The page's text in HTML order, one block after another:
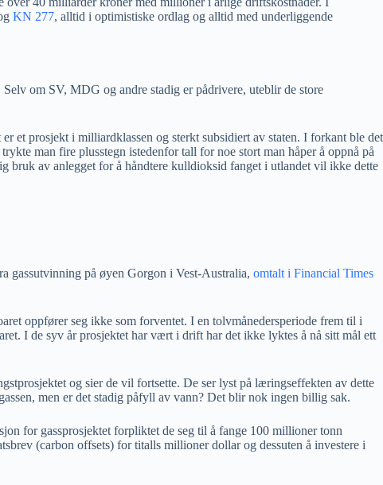
KN 277, alltid i optimistiske ordlag og alltid med underliggende
om SV, MDG og andre stadig er pådrivere, uteblir de store
et prosjekt i milliardklassen og sterkt subsidiert av staten. I forkant ble det
man fire plusstegn istedenfor tall for noe stort man håper å oppnå på
bruk av anlegget for å håndtere kulldioksid fanget i utlandet vil ikke dette
gassutvinning på øyen Gorgon i Vest-Australia, omtalt i Financial Times
oppfører seg ikke som forventet. I en tolvmånedersperiode frem til i
I de syv år prosjektet har vært i drift har det ikke lyktes å nå sitt mål ett
og sier de vil fortsette. De ser lyst på læringseffekten av dette
men er det stadig påfyll av vann? Det blir nok ingen billig sak.
for gassprosjektet forpliktet de seg til å fange 100 millioner tonn
(carbon offsets) for titalls millioner dollar og dessuten å investere i